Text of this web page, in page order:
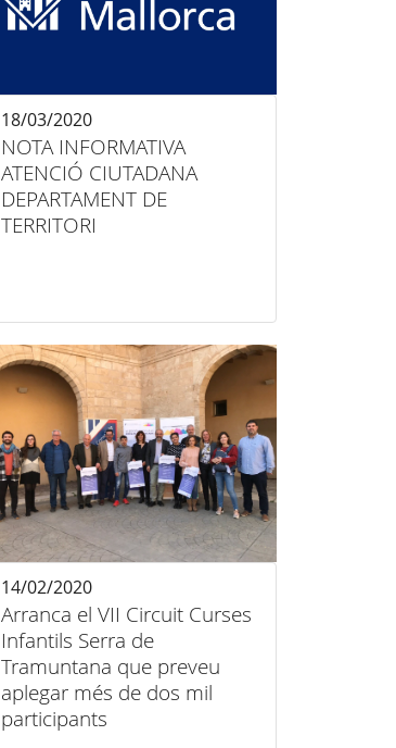
NOTA INFORMATIVA
ATENCIÓ CIUTADANA
DEPARTAMENT DE
TERRITORI
18/03/2020
Arranca el VII Circuit Curses
Infantils Serra de
Tramuntana que preveu
aplegar més de dos mil
participants
14/02/2020